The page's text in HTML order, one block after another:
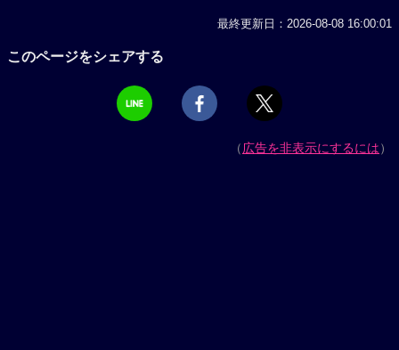
最終更新日：2026-08-08 16:00:01
このページをシェアする
（広告を非表示にするには）